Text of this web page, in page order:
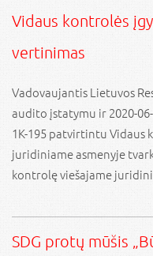
Vidaus kontrolės
vertinimas
Vadovaujantis Lietuvos
audito įstatymu ir 2020-
1K-195 patvirtintu Vidaus
juridiniame asmenyje
kontrolę viešajame
SDG protų mūšis